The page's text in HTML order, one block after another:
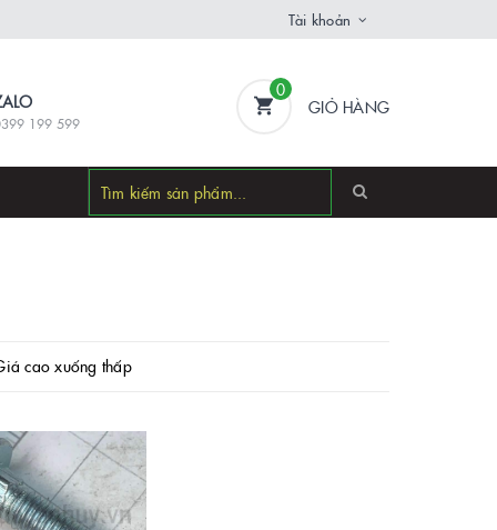
Tài khoản
199 599
0
GIỎ HÀNG
cao xuống thấp